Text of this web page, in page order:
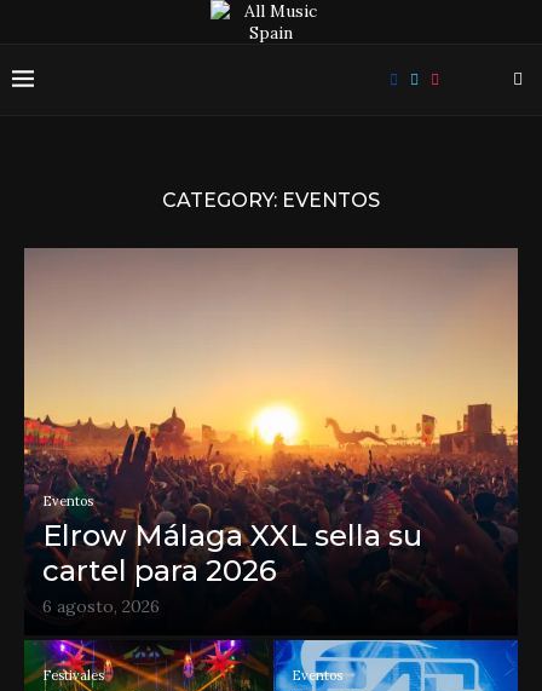
CATEGORY: EVENTOS
Eventos
Elrow Málaga XXL sella su
cartel para 2026
6 agosto, 2026
Festivales Eventos